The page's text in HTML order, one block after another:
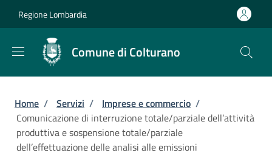
Regione Lombardia
Comune di Colturano
Briciole di pane
Home / Servizi / Imprese e commercio /
Comunicazione di interruzione totale/parziale dell’attività
produttiva e sospensione totale/parziale
dell’effettuazione delle analisi alle emissioni